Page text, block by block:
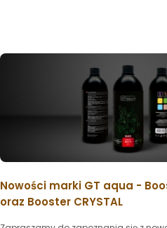
Nowości marki GT aqua -
oraz Booster CRYSTAL